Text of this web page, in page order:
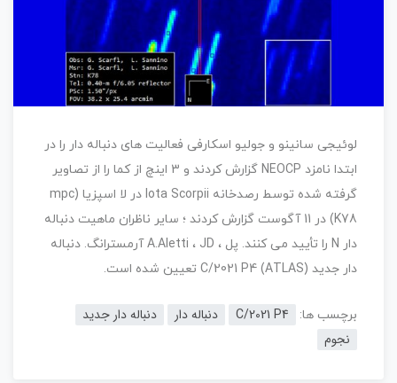
لوئیجی سانینو و جولیو اسکارفی فعالیت های دنباله دار را در
ابتدا نامزد NEOCP گزارش کردند و 3 اینچ از کما را از تصاویر
گرفته شده توسط رصدخانه Iota Scorpii در لا اسپزیا (mpc
K78) در 11 آگوست گزارش کردند ؛ سایر ناظران ماهیت دنباله
دار N را تأیید می کنند. پل ، A.Aletti ، JD آرمسترانگ. دنباله
دار جدید C/2021 P4 (ATLAS) تعیین شده است.
برچسب ها: C/2021 P4 دنباله دار
دنباله دار جدید
نجوم